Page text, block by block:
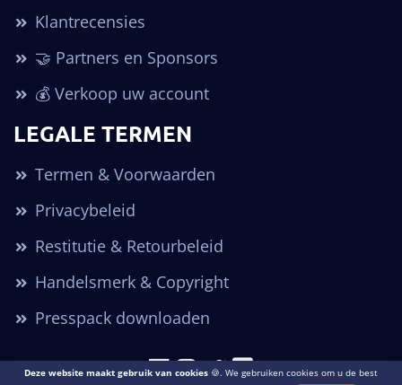
Klantrecensies
🤝 Partners en Sponsors
💰 Verkoop uw account
LEGALE TERMEN
Termen & Voorwaarden
Privacybeleid
Restitutie & Retourbeleid
Handelsmerk & Copyright
Presspack downloaden
Deze website maakt gebruik van cookies 🍪. We gebruiken cookies om u de best